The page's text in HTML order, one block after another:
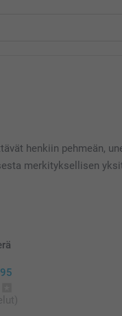
henkiin pehmeän,
merkityksellisen